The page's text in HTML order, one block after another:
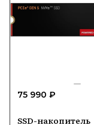
75 990 ₽
SSD-накопитель